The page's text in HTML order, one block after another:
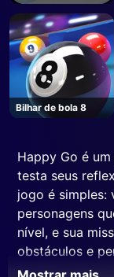
Bilhar de bola 8
Happy Go é
testa seus
jogo é simples:
personagens
nível, e sua
obstáculos e